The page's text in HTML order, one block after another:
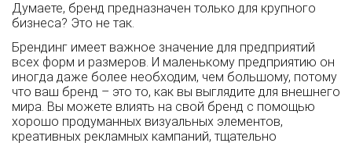
Думаете, бренд предназначен только для крупного
бизнеса? Это не так.
Брендинг имеет важное значение для предприятий
всех форм и размеров. И маленькому предприятию он
иногда даже более необходим, чем большому, потому
что ваш бренд – это то, как вы выглядите для внешнего
мира. Вы можете влиять на свой бренд с помощью
хорошо продуманных визуальных элементов,
креативных рекламных кампаний, тщательно